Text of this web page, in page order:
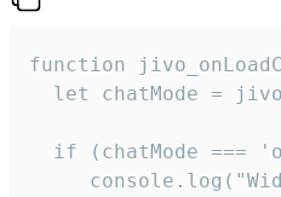
function
let chatMode =
if (chatMode ===